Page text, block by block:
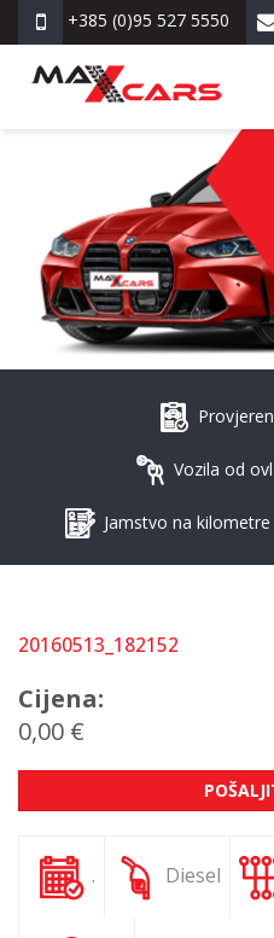
+385 (0)95 527 5550
Vozila od
Jamstvo na kilometre
20160513_182152
Cijena:
0,00 €
. Diesel